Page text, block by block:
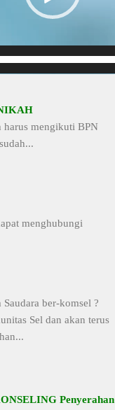
harus mengikuti BPN
menghubungi
Saudara ber-komsel ?
Sel dan akan terus
Penyerahan